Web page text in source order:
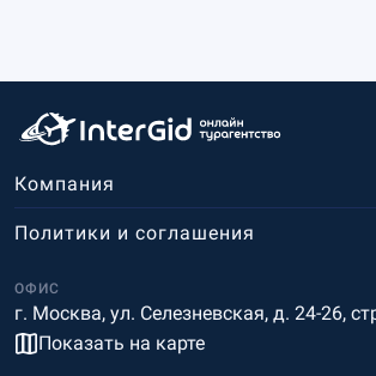
Компания
ОФИС
г. Москва, ул. Селезневская, д. 24-26,
Показать на карте
Политики и соглашения